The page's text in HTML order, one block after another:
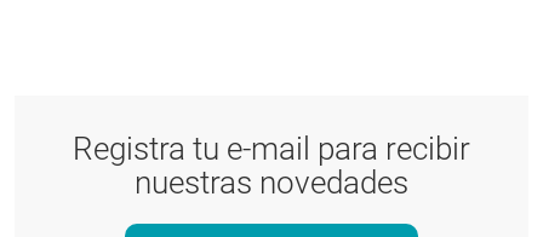
Registra tu e-mail para recibir
nuestras novedades